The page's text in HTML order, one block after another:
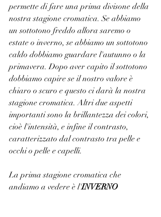
permette di fare una prima divisone della
nostra stagione cromatica. Se abbiamo
un sottotono freddo allora saremo o
estate o inverno, se abbiamo un sottotono
caldo dobbiamo guardare l'autunno o la
primavera. Dopo aver capito il sottotono
dobbiamo capire se il nostro valore è
chiaro o scuro e questo ci darà la nostra
stagione cromatica. Altri due aspetti
importanti sono la brillantezza dei colori,
cioè l'intensità, e infine il contrasto,
caratterizzato dal contrasto tra pelle e
occhi o pelle e capelli.
La prima stagione cromatica che
andiamo a vedere è l'INVERNO